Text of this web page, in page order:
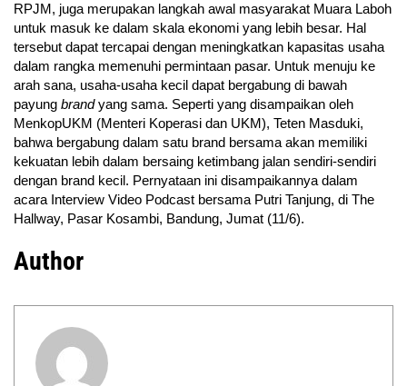
RPJM, juga merupakan langkah awal masyarakat Muara Laboh
untuk masuk ke dalam skala ekonomi yang lebih besar. Hal
tersebut dapat tercapai dengan meningkatkan kapasitas usaha
dalam rangka memenuhi permintaan pasar. Untuk menuju ke
arah sana, usaha-usaha kecil dapat bergabung di bawah
payung brandyang sama. Seperti yang disampaikan oleh
MenkopUKM (Menteri Koperasi dan UKM), Teten Masduki,
bahwa bergabung dalam satu brand bersama akan memiliki
kekuatan lebih dalam bersaing ketimbang jalan sendiri-sendiri
dengan brand kecil. Pernyataan ini disampaikannya dalam
acara Interview Video Podcast bersama Putri Tanjung, di The
Hallway, Pasar Kosambi, Bandung, Jumat (11/6).
Author